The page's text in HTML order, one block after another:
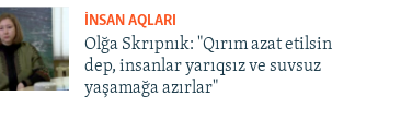
İNSAN AQLARI
Olğa Skrıpnık: "Qırım azat etilsin
dep, insanlar yarıqsız ve suvsuz
yaşamağa azırlar"